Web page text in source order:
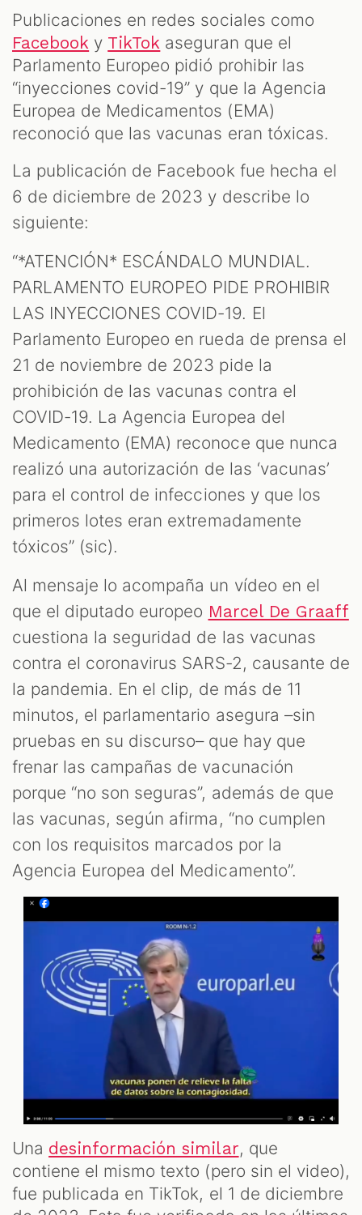
Publicaciones en redes sociales como
Facebook y TikTok aseguran que el
Parlamento Europeo pidió prohibir las
“inyecciones covid-19” y que la Agencia
Europea de Medicamentos (EMA)
reconoció que las vacunas eran tóxicas.
La publicación de Facebook fue hecha el
6 de diciembre de 2023 y describe lo
siguiente:
“*ATENCIÓN* ESCÁNDALO MUNDIAL.
PARLAMENTO EUROPEO PIDE PROHIBIR
LAS INYECCIONES COVID-19. El
Parlamento Europeo en rueda de prensa el
21 de noviembre de 2023 pide la
prohibición de las vacunas contra el
COVID-19. La Agencia Europea del
Medicamento (EMA) reconoce que nunca
realizó una autorización de las ‘vacunas’
para el control de infecciones y que los
primeros lotes eran extremadamente
tóxicos” (sic).
Al mensaje lo acompaña un vídeo en el
que el diputado europeo Marcel De Graaff
cuestiona la seguridad de las vacunas
contra el coronavirus SARS-2, causante de
la pandemia. En el clip, de más de 11
minutos, el parlamentario asegura –sin
pruebas en su discurso– que hay que
frenar las campañas de vacunación
porque “no son seguras”, además de que
las vacunas, según afirma, “no cumplen
con los requisitos marcados por la
Agencia Europea del Medicamento”.
Una desinformación similar, que
contiene el mismo texto (pero sin el video),
fue publicada en TikTok, el 1 de diciembre